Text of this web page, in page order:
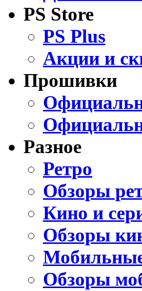
PS Store
PS Plus
Акции и
Прошивки
Разное
Ретро
Обзоры
Кино и
Обзоры
Обзоры